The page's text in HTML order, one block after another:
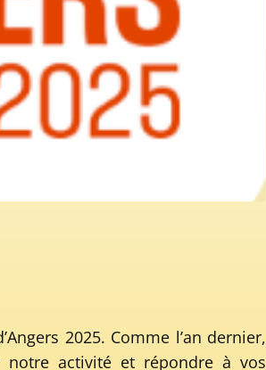
2025. Comme l’an dernier,
notre activité et répondre à vos